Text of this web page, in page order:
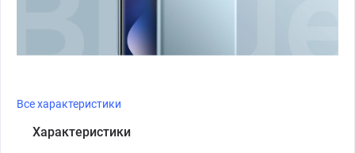
Все характеристики
Характеристики